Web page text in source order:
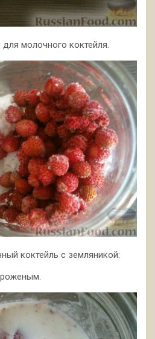
молочного коктейля.
коктейль с земляникой: